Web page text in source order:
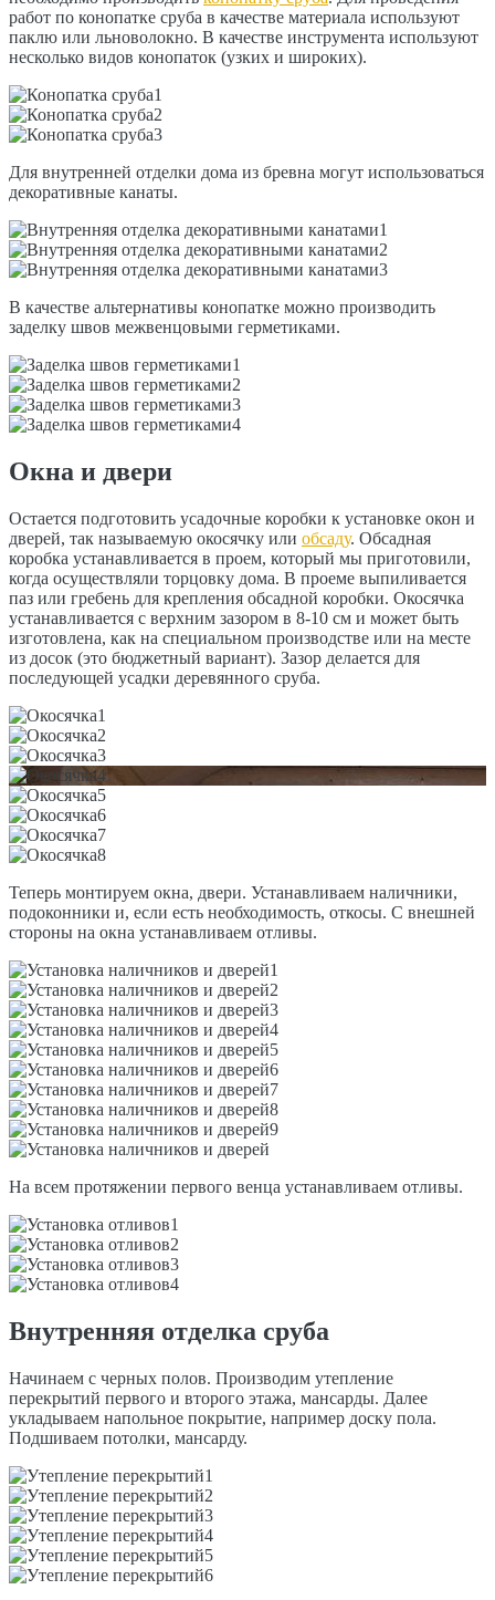
работ по конопатке сруба в качестве материала используют
паклю или льноволокно. В качестве инструмента используют
несколько видов конопаток (узких и широких).
Для внутренней отделки дома из бревна могут использоваться
декоративные канаты.
В качестве альтернативы конопатке можно производить
заделку швов межвенцовыми герметиками.
Окна и двери
Остается подготовить усадочные коробки к установке окон и
дверей, так называемую окосячку или обсаду. Обсадная
коробка устанавливается в проем, который мы приготовили,
когда осуществляли торцовку дома. В проеме выпиливается
паз или гребень для крепления обсадной коробки. Окосячка
устанавливается с верхним зазором в 8-10 см и может быть
изготовлена, как на специальном производстве или на месте
из досок (это бюджетный вариант). Зазор делается для
последующей усадки деревянного сруба.
Теперь монтируем окна, двери. Устанавливаем наличники,
подоконники и, если есть необходимость, откосы. С внешней
стороны на окна устанавливаем отливы.
На всем протяжении первого венца устанавливаем отливы.
Внутренняя отделка сруба
Начинаем с черных полов. Производим утепление
перекрытий первого и второго этажа, мансарды. Далее
укладываем напольное покрытие, например доску пола.
Подшиваем потолки, мансарду.